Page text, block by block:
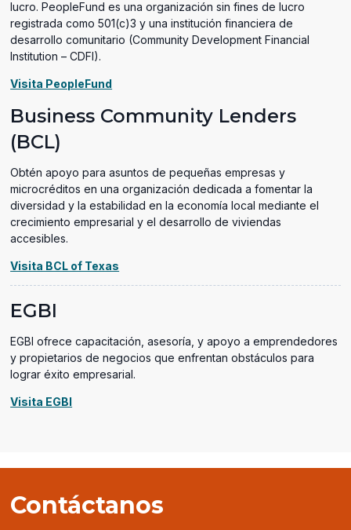
lucro. PeopleFund es una organización sin fines de lucro
registrada como 501(c)3 y una institución financiera de
desarrollo comunitario (Community Development Financial
Institution – CDFI).
Visita PeopleFund
a
Business Community Lenders
(BCL)
Obtén apoyo para asuntos de pequeñas empresas y
microcréditos en una organización dedicada a fomentar la
diversidad y la estabilidad en la economía local mediante el
crecimiento empresarial y el desarrollo de viviendas
accesibles.
Visita BCL of Texas
EGBI
EGBI ofrece capacitación, asesoría, y apoyo a emprendedores
y propietarios de negocios que enfrentan obstáculos para
lograr éxito empresarial.
Visita EGBI
window)
Contáctanos